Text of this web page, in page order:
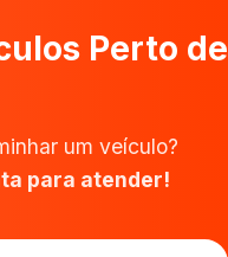
Perto de
um veículo?
para atender!